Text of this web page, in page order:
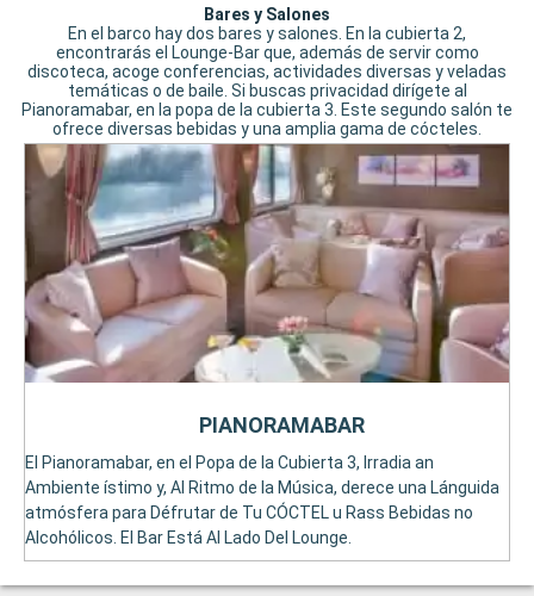
Bares y Salones
En el barco hay dos bares y salones. En la cubierta 2,
encontrarás el Lounge-Bar que, además de servir como
discoteca, acoge conferencias, actividades diversas y veladas
temáticas o de baile. Si buscas privacidad dirígete al
Pianoramabar, en la popa de la cubierta 3. Este segundo salón te
ofrece diversas bebidas y una amplia gama de cócteles.
El Pianoramabar, en el Popa de la Cubierta 3, Irradia an
Ambiente ístimo y, Al Ritmo de la Música, derece una Lánguida
atmósfera para Défrutar de Tu CÓCTEL u Rass Bebidas no
Alcohólicos. El Bar Está Al Lado Del Lounge.
PIANORAMABAR